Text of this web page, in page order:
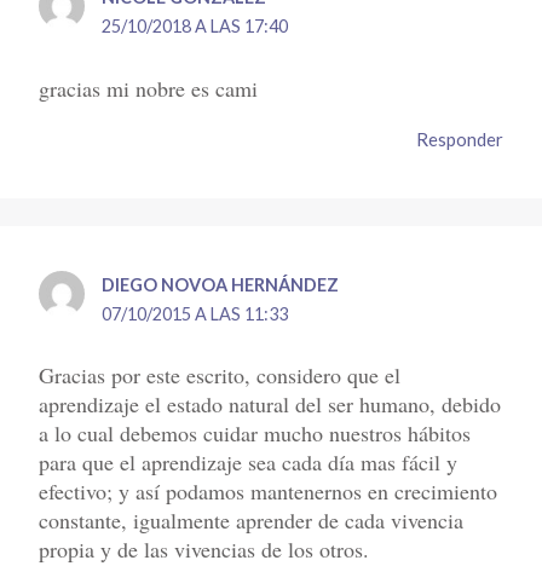
25/10/2018 A LAS 17:40
gracias mi nobre es cami
Responder
DIEGO NOVOA HERNÁNDEZ
07/10/2015 A LAS 11:33
Gracias por este escrito, considero que el
aprendizaje el estado natural del ser humano, debido
a lo cual debemos cuidar mucho nuestros hábitos
para que el aprendizaje sea cada día mas fácil y
efectivo; y así podamos mantenernos en crecimiento
constante, igualmente aprender de cada vivencia
propia y de las vivencias de los otros.